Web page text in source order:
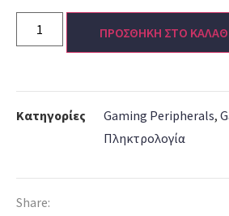
ΠΡΟΣΘΗΚΗ ΣΤΟ
Κατηγορίες Gaming Peripherals,
Πληκτρολογία
Share: